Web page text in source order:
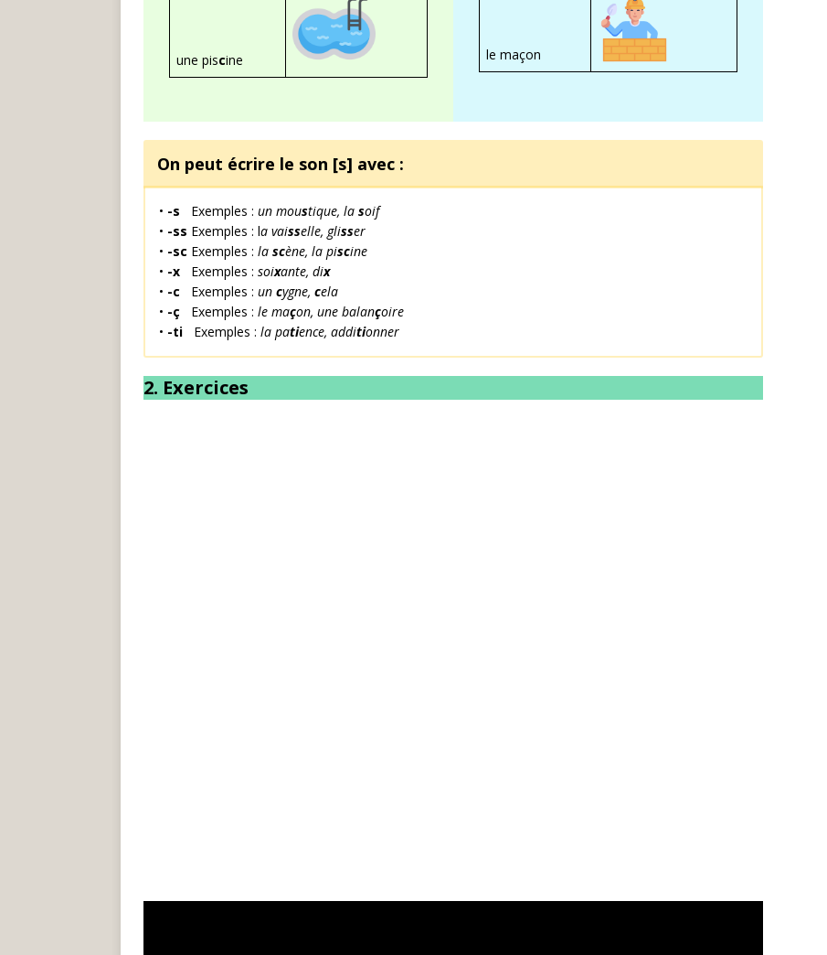
une piscine le maçon
On peut écrire le son [s] avec :
• -s Exemples : un moustique, la soif
• -ss Exemples : la vaisselle, glisser
• -sc Exemples : la scène, la piscine
• -x Exemples : soixante, dix
• -c Exemples : un cygne, cela
• -ç Exemples : le maçon, une balançoire
• -ti Exemples : la patience, additionner
2. Exercices